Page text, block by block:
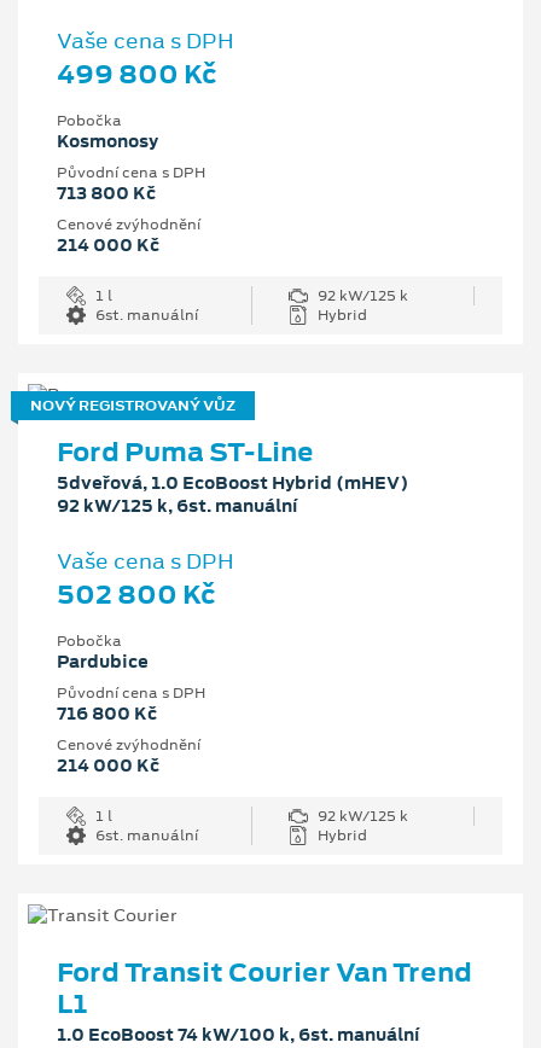
Vaše cena s DPH
499 800 Kč
Pobočka
Kosmonosy
Původní cena s DPH
713 800 Kč
Cenové zvýhodnění
214 000 Kč
1 l
92 kW/125 k
6st. manuální
Hybrid
NOVÝ REGISTROVANÝ VŮZ
Ford Puma ST-Line
5dveřová, 1.0 EcoBoost Hybrid (mHEV)
92 kW/125 k, 6st. manuální
Vaše cena s DPH
502 800 Kč
Pobočka
Pardubice
Původní cena s DPH
716 800 Kč
Cenové zvýhodnění
214 000 Kč
1 l
92 kW/125 k
6st. manuální
Hybrid
Ford Transit Courier Van Trend
L1
1.0 EcoBoost 74 kW/100 k, 6st. manuální